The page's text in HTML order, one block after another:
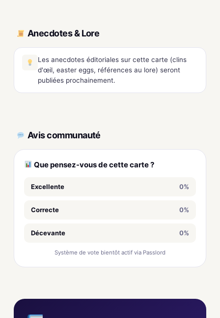
Anecdotes & Lore
Les anecdotes éditoriales sur cette carte (clins
d'œil, easter eggs, références au lore) seront
publiées prochainement.
Avis communauté
Que pensez-vous de cette carte ?
Excellente 0%
Correcte 0%
Décevante 0%
Système de vote bientôt actif via Passlord